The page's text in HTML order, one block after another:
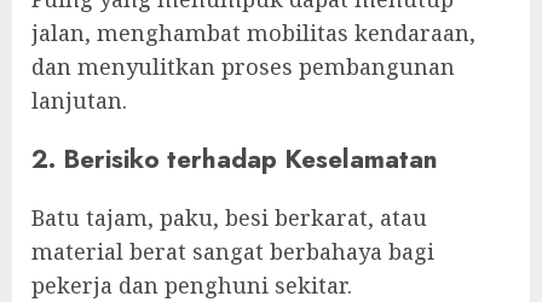
jalan, menghambat mobilitas kendaraan,
dan menyulitkan proses pembangunan
lanjutan.
2. Berisiko terhadap Keselamatan
Batu tajam, paku, besi berkarat, atau
material berat sangat berbahaya bagi
pekerja dan penghuni sekitar.